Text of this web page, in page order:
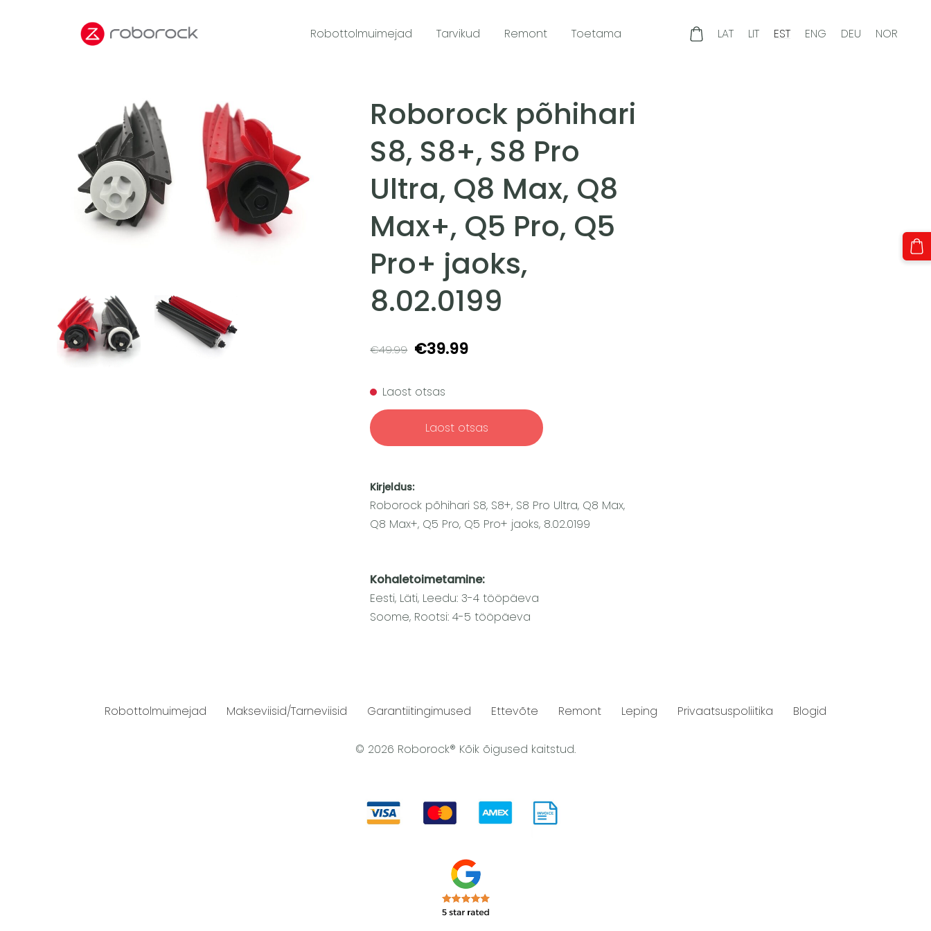
Robottolmuimejad Tarvikud Remont Toetama LAT LIT EST ENG DEU NOR
Roborock põhihari
S8, S8+, S8 Pro
Ultra, Q8 Max, Q8
Max+, Q5 Pro, Q5
Pro+ jaoks,
8.02.0199
€49.99 €39.99
Laost otsas
Laost otsas
Kirjeldus:
Roborock põhihari S8, S8+, S8 Pro Ultra, Q8 Max,
Q8 Max+, Q5 Pro, Q5 Pro+ jaoks, 8.02.0199
Kohaletoimetamine:
Eesti, Läti, Leedu: 3-4 tööpäeva
Soome, Rootsi: 4-5 tööpäeva
Robottolmuimejad Makseviisid/Tarneviisid Garantiitingimused Ettevõte Remont Leping Privaatsuspoliitika Blogid
© 2026 Roborock® Kõik õigused kaitstud.